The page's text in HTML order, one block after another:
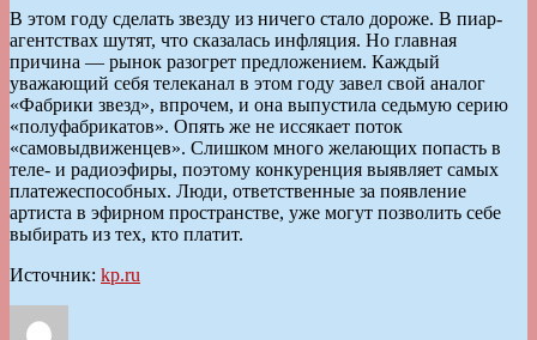
В этом году сделать звезду из ничего стало дороже. В пиар-
агентствах шутят, что сказалась инфляция. Но главная
причина — рынок разогрет предложением. Каждый
уважающий себя телеканал в этом году завел свой аналог
«Фабрики звезд», впрочем, и она выпустила седьмую серию
«полуфабрикатов». Опять же не иссякает поток
«самовыдвиженцев». Слишком много желающих попасть в
теле- и радиоэфиры, поэтому конкуренция выявляет самых
платежеспособных. Люди, ответственные за появление
артиста в эфирном пространстве, уже могут позволить себе
выбирать из тех, кто платит.
Источник: kp.ru